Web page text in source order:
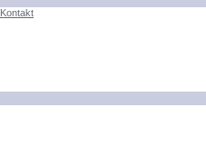
Kontakt